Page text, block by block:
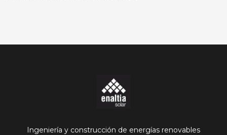
Ingeniería y construcción de energías renovables